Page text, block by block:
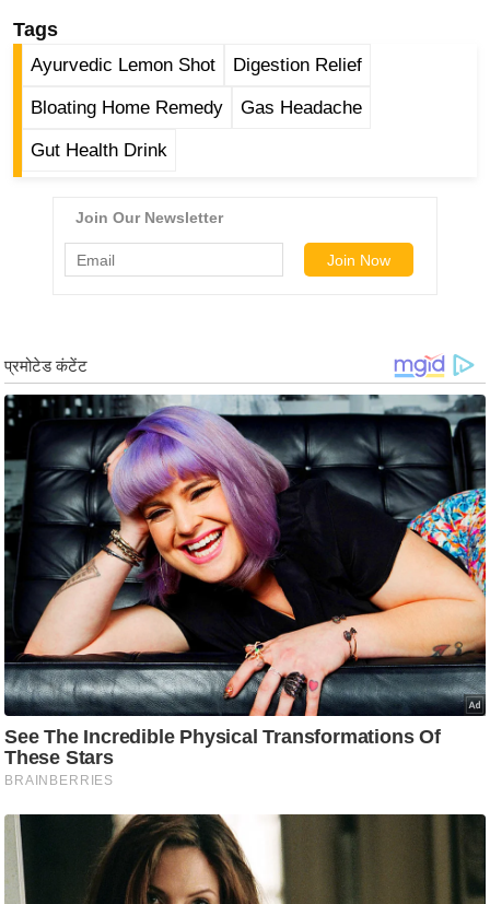
ड
फि
ल्म
मी
i
n
g
N
e
फ
स्टा
इ
ल
टे
क्नॉ
टी
Tags
Ayurvedic Lemon Shot Digestion Relief
Bloating Home Remedy Gas Headache
Gut Health Drink